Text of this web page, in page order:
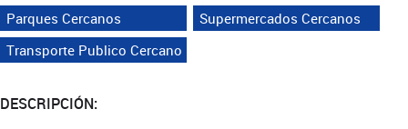
Parques Cercanos
Supermercados Cercanos
Transporte Publico Cercano
DESCRIPCIÓN: